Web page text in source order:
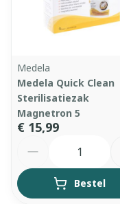
Medela
Medela Quick Clean
Sterilisatiezak
Magnetron 5
€ 15,99
Bestel